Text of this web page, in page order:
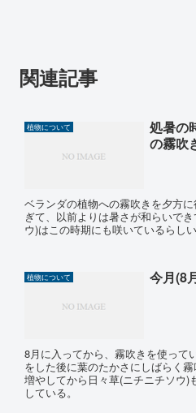
関連記事
植物について
処暑の
の霧吹
ベランダの植物への霧吹きを夕方
ぎて、以前よりは暑さが和らいで
ウ)はこの時期にも咲いているらしい
植物について 今月(8
8月に入ってから、霧吹きを使って
をした後に葉のたかさにしばらく
増やしてから日々草(ニチニチソウ)
している。